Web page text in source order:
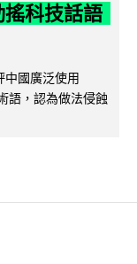
科技話語
中國廣泛使用
語，認為做法侵蝕